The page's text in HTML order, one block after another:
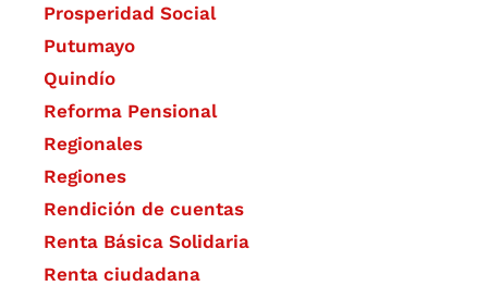
Prosperidad Social
Putumayo
Quindío
Reforma Pensional
Regionales
Regiones
Rendición de cuentas
Renta Básica Solidaria
Renta ciudadana